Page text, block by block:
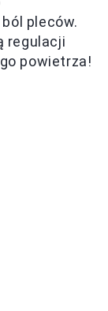
pleców.
regulacji
powietrza!